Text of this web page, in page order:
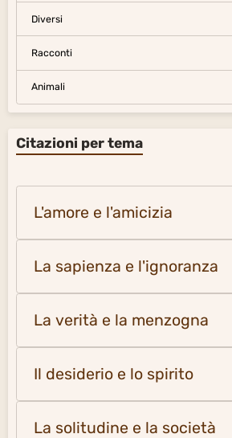
Diversi
Racconti
Animali
Citazioni per tema
L'amore e l'amicizia
La sapienza e l'ignoranza
La verità e la menzogna
Il desiderio e lo spirito
La solitudine e la società